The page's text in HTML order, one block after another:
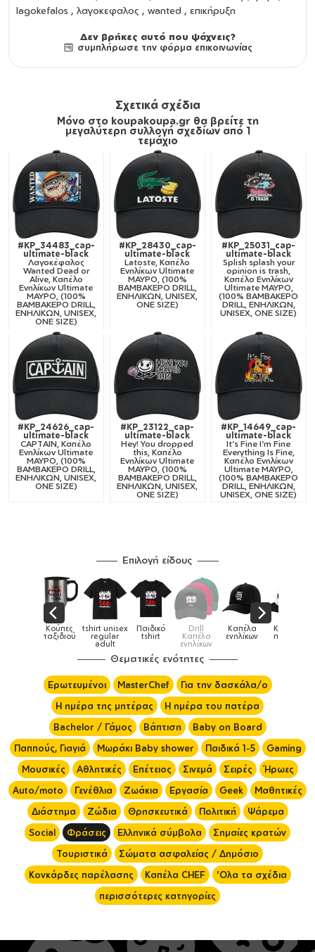
lagokefalos , λαγοκεφαλος , wanted , επικήρυξη
Δεν βρήκες αυτό που ψάχνεις?
συμπλήρωσε την φόρμα επικοινωνίας
Σχετικά σχέδια
Μόνο στο koupakoupa.gr θα βρείτε τη
μεγαλύτερη συλλογή σχεδίων από 1
τεμάχιο
#KP_34483_cap-
ultimate-black
Λαγοκέφαλος
Wanted Dead or
Alive, Καπέλο
Ενηλίκων Ultimate
ΜΑΥΡΟ, (100%
ΒΑΜΒΑΚΕΡΟ DRILL,
ΕΝΗΛΙΚΩΝ, UNISEX,
ONE SIZE)
#KP_28430_cap-
ultimate-black
Latoste, Καπέλο
Ενηλίκων Ultimate
ΜΑΥΡΟ, (100%
ΒΑΜΒΑΚΕΡΟ DRILL,
ΕΝΗΛΙΚΩΝ, UNISEX,
ONE SIZE)
#KP_25031_cap-
ultimate-black
Splish splash your
opinion is trash,
Καπέλο Ενηλίκων
Ultimate ΜΑΥΡΟ,
(100% ΒΑΜΒΑΚΕΡΟ
DRILL, ΕΝΗΛΙΚΩΝ,
UNISEX, ONE SIZE)
#KP_24626_cap-
ultimate-black
CAPTAIN, Καπέλο
Ενηλίκων Ultimate
ΜΑΥΡΟ, (100%
ΒΑΜΒΑΚΕΡΟ DRILL,
ΕΝΗΛΙΚΩΝ, UNISEX,
ONE SIZE)
#KP_23122_cap-
ultimate-black
Hey! You dropped
this, Καπέλο
Ενηλίκων Ultimate
ΜΑΥΡΟ, (100%
ΒΑΜΒΑΚΕΡΟ DRILL,
ΕΝΗΛΙΚΩΝ, UNISEX,
ONE SIZE)
#KP_14649_cap-
ultimate-black
It's Fine I'm Fine
Everything Is Fine,
Καπέλο Ενηλίκων
Ultimate ΜΑΥΡΟ,
(100% ΒΑΜΒΑΚΕΡΟ
DRILL, ΕΝΗΛΙΚΩΝ,
UNISEX, ONE SIZE)
Επιλογή είδους
Κούπες
ταξιδιού
tshirt unisex
regular
adult
Παιδικό
tshirt
Drill
Καπέλα
ενηλίκων
Καπέλα
ενηλίκων
Καπέλα
παιδικά
Θεματικές ενότητες
Ερωτευμένοι MasterChef
Για την δασκάλα/ο
Η ημέρα της μητέρας
Η ημέρα του πατέρα
Bachelor / Γάμος
Βάπτιση
Baby on Board
Παππούς, Γιαγιά
Μωράκι Baby shower Παιδικά 1-5
Gaming
Μουσικές
Αθλητικές Επέτειος Σινεμά Σειρές
Ήρωες
Auto/moto
Γενέθλια Ζωάκια Εργασία Geek
Μαθητικές
Διάστημα
Ζώδια Θρησκευτικά Πολιτική
Ψάρεμα
Social
Φράσεις Ελληνικά σύμβολα
Σημαίες κρατών
Τουριστικά
Σώματα ασφαλείας / Δημόσιο
Κονκάρδες παρέλασης
Καπέλα CHEF
'Ολα τα σχέδια
περισσότερες κατηγορίες